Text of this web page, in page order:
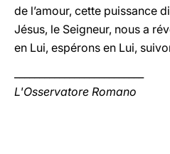
de l’amour, cette puissance
Jésus, le Seigneur, nous a
en Lui, espérons en Lui,
L'Osservatore Romano